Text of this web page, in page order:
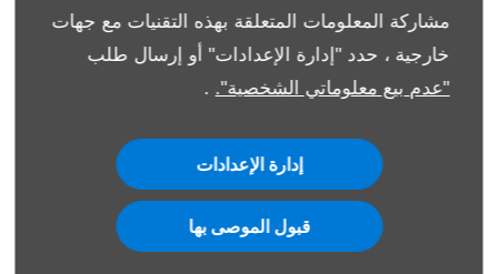
مشاركة المعلومات المتعلقة بهذه التقنيات مع جهات
خارجية ، حدد "إدارة الإعدادات" أو إرسال طلب
"عدم بيع معلوماتي الشخصية". .
إدارة الإعدادات
قبول الموصى بها